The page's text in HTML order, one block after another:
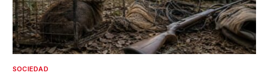
SOCIEDAD